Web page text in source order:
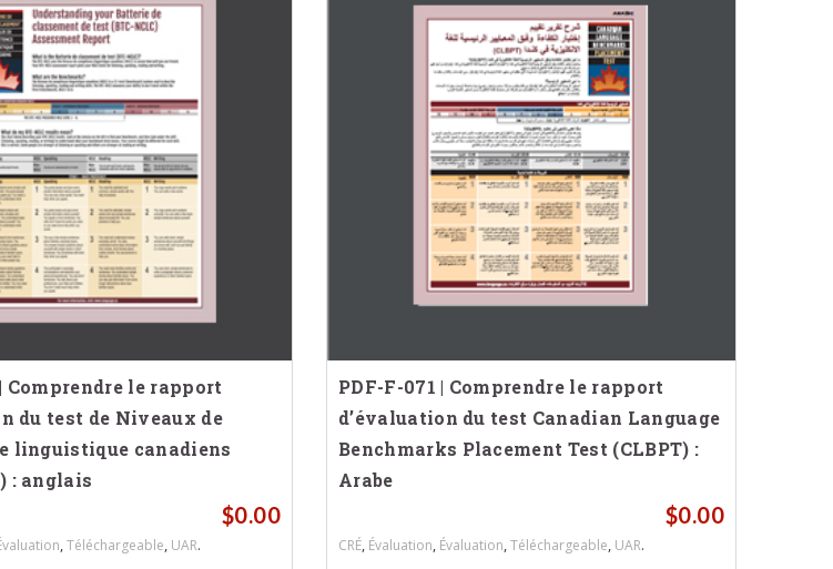
Comprendre le rapport
du test de Niveaux de
linguistique canadiens
: anglais
$0.00
,Téléchargeable, UAR.
PDF-F-071 | Comprendre le rapport
d’évaluation du test Canadian Language
Benchmarks Placement Test (CLBPT) :
Arabe
$0.00
CRÉ, Évaluation, Évaluation,Téléchargeable, UAR.